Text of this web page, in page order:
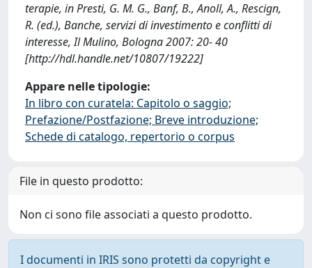
terapie, in Presti, G. M. G., Banf, B., Anoll, A., Rescign,
R. (ed.), Banche, servizi di investimento e conflitti di
interesse, Il Mulino, Bologna 2007: 20- 40
[http://hdl.handle.net/10807/19222]
Appare nelle tipologie:
In libro con curatela: Capitolo o saggio;
Prefazione/Postfazione; Breve introduzione;
Schede di catalogo, repertorio o corpus
File in questo prodotto:
Non ci sono file associati a questo prodotto.
I documenti in IRIS sono protetti da copyright e